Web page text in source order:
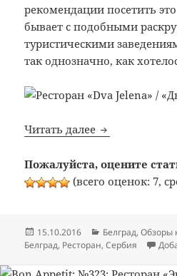
рекомендации посетить
бывает с подобными
туристическими
так однозначно, как
Читать далее Bon Appetit:
Пожалуйста, оцените
(всего оценок: 7,
Опубликовано
15.10.2016 Рубрики
Белград,Обзоры
Белград, Ресторан,Сербия